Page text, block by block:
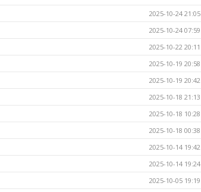
2025-10-24 21:05
2025-10-24 07:59
2025-10-22 20:11
2025-10-19 20:58
2025-10-19 20:42
2025-10-18 21:13
2025-10-18 10:28
2025-10-18 00:38
2025-10-14 19:42
2025-10-14 19:24
2025-10-05 19:19